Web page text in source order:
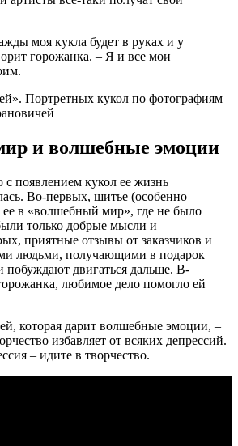
моя кукла будет в руках и у
горожанка. – Я и все мои
и волшебные эмоции
с появлением кукол ее жизнь
Во-первых, шитье (особенно
ее в «волшебный мир», где не было
только добрые мысли и
приятные отзывы от заказчиков и
людьми, получающими в подарок
побуждают двигаться дальше. В-
любимое дело помогло ей
которая дарит волшебные эмоции, –
избавляет от всяких депрессий.
– идите в творчество.